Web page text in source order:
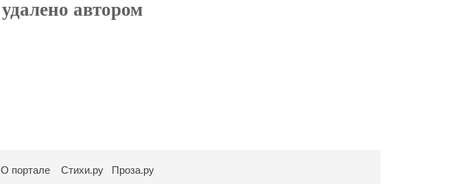
автором
О портале Стихи.ру Проза.ру